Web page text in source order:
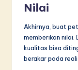
Nilai
Akhirnya, buat
memberikan nilai.
kualitas bisa
berakar pada